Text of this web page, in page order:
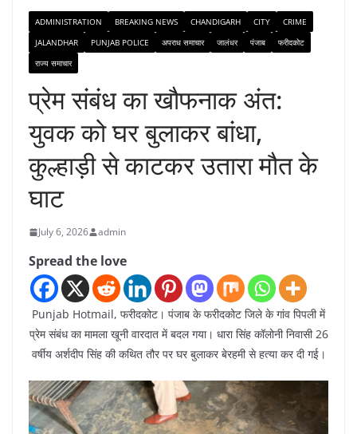
ADMINISTRATION BREAKING NEWS CHANDIGARH CITY
CRIME
JALANDHAR
PUNJAB POLICE अपराध समाचार जालंधर पंजाब
फरीदकोट
राज्य समाचार
प्रेम संबंध का खौफनाक अंत:
युवक को घर बुलाकर बांधा,
कुल्हाड़ी से काटकर उतारा मौत के
घाट
July 6, 2026 admin
Spread the love
Punjab Hotmail, फरीदकोट। पंजाब के फरीदकोट जिले के गांव पिपली में
प्रेम संबंध का मामला खूनी वारदात में बदल गया। धारा सिंह कॉलोनी निवासी 26
वर्षीय अर्शदीप सिंह की कथित तौर पर घर बुलाकर बेरहमी से हत्या कर दी गई।